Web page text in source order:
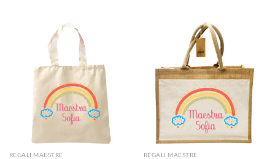
REGALI MAESTRE REGALI MAESTRE